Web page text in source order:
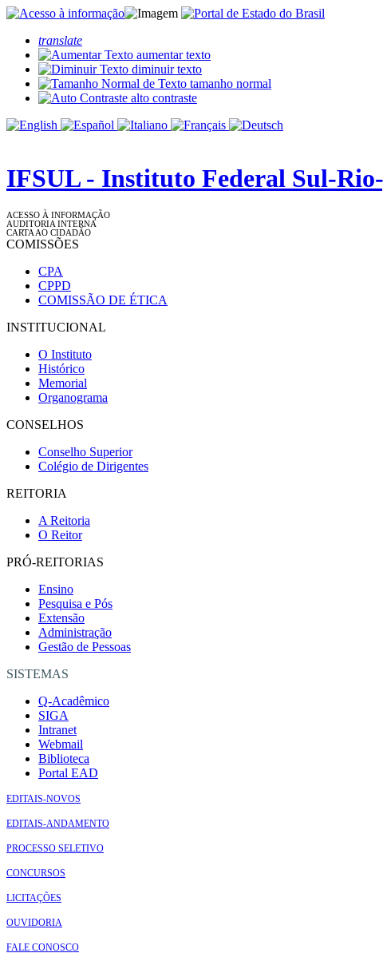
translate
aumentar texto
diminuir texto
tamanho normal
alto contraste
IFSUL - Instituto Federal Sul-
ACESSO À INFORMAÇÃO
AUDITORIA INTERNA
CARTA AO CIDADÃO
COMISSÕES
CPA
CPPD
COMISSÃO DE ÉTICA
INSTITUCIONAL
O Instituto
Histórico
Memorial
Organograma
CONSELHOS
Conselho Superior
Colégio de Dirigentes
REITORIA
A Reitoria
O Reitor
PRÓ-REITORIAS
Ensino
Pesquisa e Pós
Extensão
Administração
Gestão de Pessoas
SISTEMAS
Q-Acadêmico
SIGA
Intranet
Webmail
Biblioteca
Portal EAD
EDITAIS-NOVOS
EDITAIS-ANDAMENTO
PROCESSO SELETIVO
CONCURSOS
LICITAÇÕES
OUVIDORIA
FALE CONOSCO